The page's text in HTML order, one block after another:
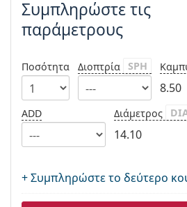
Persol
Prada
Όλες οι μάρκες
Συμπληρώστε τις
παράμετρους
Ποσότητα Διοπτρία SPH
8.50
ADD Διάμετρος
14.10
+ Συμπληρώστε το δεύτερο